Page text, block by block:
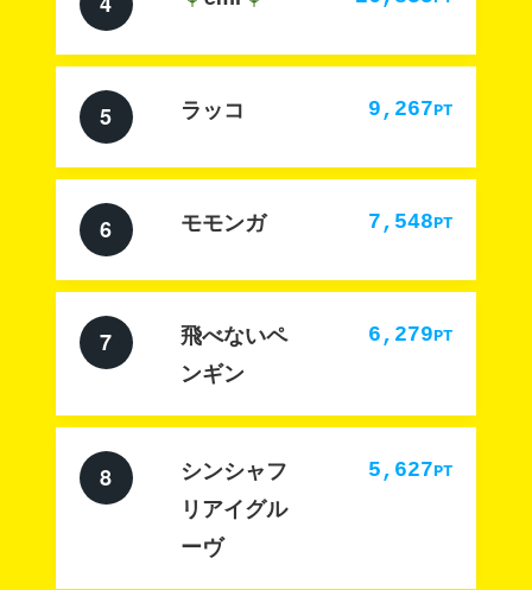
5 ラッコ 9,267PT
6 モモンガ 7,548PT
7
飛べないペ
ンギン
6,279PT
8
シンシャフ
リアイグル
ーヴ
5,627PT